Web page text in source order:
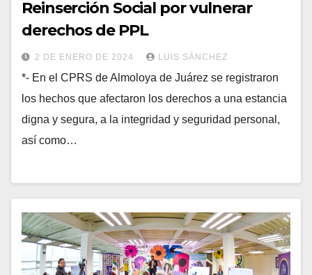
Reinserción Social por vulnerar
derechos de PPL
2 DE ENERO DE 2024 LUIS SÁNCHEZ
*- En el CPRS de Almoloya de Juárez se registraron
los hechos que afectaron los derechos a una estancia
digna y segura, a la integridad y seguridad personal,
así como…